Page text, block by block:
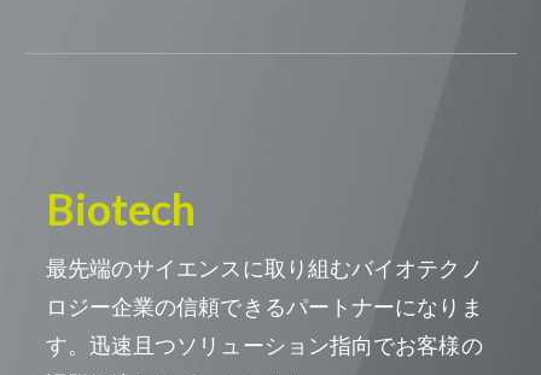
Biotech
最先端のサイエンスに取り組むバイオテクノ
ロジー企業の信頼できるパートナーになりま
す。迅速且つソリューション指向でお客様の